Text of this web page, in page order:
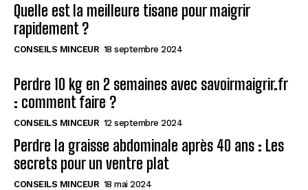
Quelle est la meilleure tisane pour maigrir
rapidement ?
CONSEILS MINCEUR 18 septembre 2024
Perdre 10 kg en 2 semaines avec savoirmaigrir.fr
: comment faire ?
CONSEILS MINCEUR 12 septembre 2024
Perdre la graisse abdominale après 40 ans : Les
secrets pour un ventre plat
CONSEILS MINCEUR 18 mai 2024